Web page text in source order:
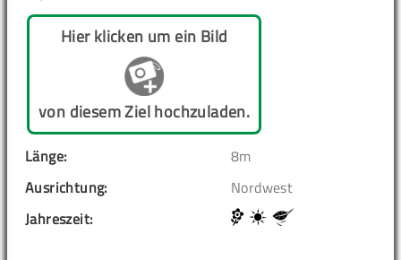
Hier klicken um ein Bild
von diesem Ziel hochzuladen.
Länge:
8m
Ausrichtung:
Nordwest
Jahreszeit: